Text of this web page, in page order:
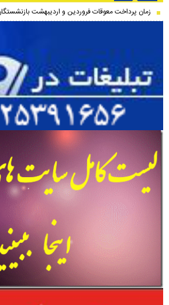
زمان پرداخت معوقات فروردین و اردیبهشت